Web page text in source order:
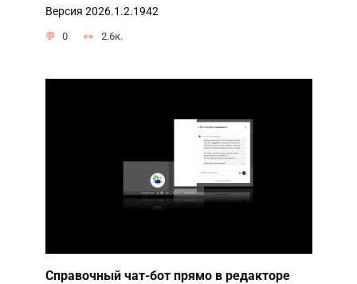
Версия 2026.1.2.1942
0 2.6к.
Справочный чат-бот прямо в редакторе